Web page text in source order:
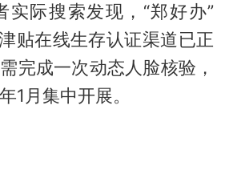
实际搜索发现，“郑好办”
贴在线生存认证渠道已正
完成一次动态人脸核验，
1月集中开展。